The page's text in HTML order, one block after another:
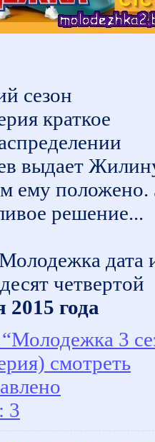
сезон
краткое
выдает
ему положено.
решение...
дата
четвертой
2015 года
“Молодежка 3
смотреть
3